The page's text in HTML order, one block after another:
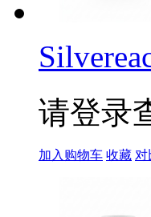
请登录
加入购物车 收藏 对